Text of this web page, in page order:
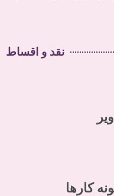
نقد و اقساط
کارها